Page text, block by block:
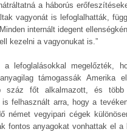
a háborús
vagyonát is lefoglalhatták,
internált idegent
kezelni a vagyonukat is.”
lefoglalásokkal megelőzték,
támogassák Amerika
száz főt alkalmazott, és több
felhasznált arra, hogy a
német vegyipari cégek
fontos anyagokat vonhattak el a